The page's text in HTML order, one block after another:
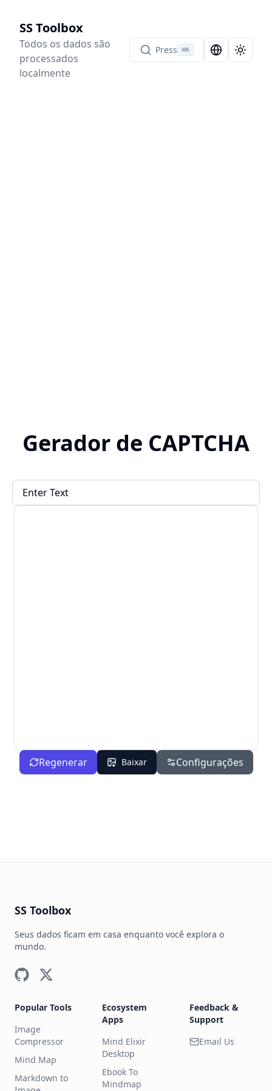
SS Toolbox
Todos os dados são
processados
localmente
Press ⌘K Language
Toggle
Gerador de CAPTCHA
Regenerar Baixar Configurações
SS Toolbox
Seus dados ficam em casa enquanto você explora o
mundo.
Popular Tools
Image
Compressor
Mind Map
Markdown to
Ecosystem
Apps
Mind Elixir
Desktop
Ebook To
Mindmap
Feedback &
Support
Email Us